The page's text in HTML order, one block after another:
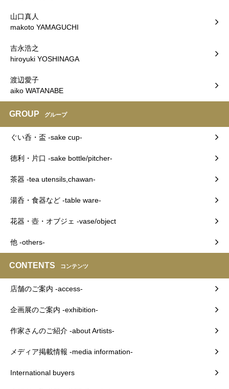
山口真人
makoto YAMAGUCHI
吉永浩之
hiroyuki YOSHINAGA
渡辺愛子
aiko WATANABE
GROUP グループ
ぐい呑・盃 -sake cup-
徳利・片口 -sake bottle/pitcher-
茶器 -tea utensils,chawan-
湯呑・食器など -table ware-
花器・壺・オブジェ -vase/object
他 -others-
CONTENTS コンテンツ
店舗のご案内 -access-
企画展のご案内 -exhibition-
作家さんのご紹介 -about Artists-
メディア掲載情報 -media information-
International buyers